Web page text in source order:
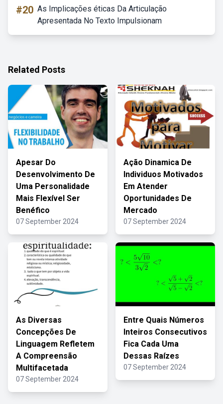
#20 As Implicações éticas Da Articulação
Apresentada No Texto Impulsionam
Related Posts
Apesar Do
Desenvolvimento De
Uma Personalidade
Mais Flexível Ser
Benéfico
07 September 2024
Ação Dinamica De
Individuos Motivados
Em Atender
Oportunidades De
Mercado
07 September 2024
As Diversas
Concepções De
Linguagem Refletem
A Compreensão
Multifacetada
07 September 2024
Entre Quais Números
Inteiros Consecutivos
Fica Cada Uma
Dessas Raízes
07 September 2024